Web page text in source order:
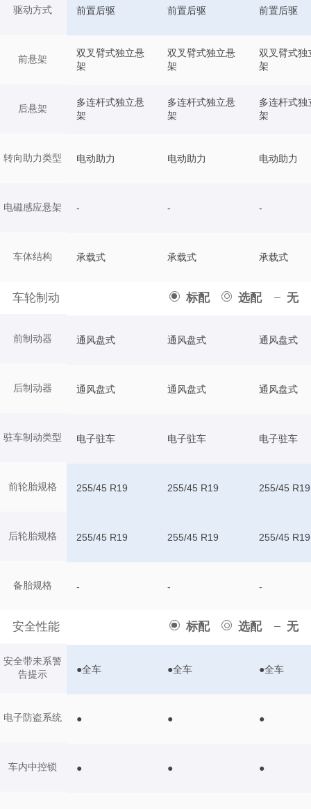
驱动方式
前悬架
后悬架
转向助力类型
电磁感应悬架
车体结构
车轮制动 标配 选配 无
前制动器
后制动器
驻车制动类型
前轮胎规格
后轮胎规格
备胎规格
安全性能 标配 选配 无
安全带未系警
告提示
电子防盗系统
车内中控锁
前置后驱 前置后驱 前置后驱
双叉臂式独立悬
架
双叉臂式独立悬
架
双叉臂式独
架
多连杆式独立悬
架
多连杆式独立悬
架
多连杆式独
架
电动助力 电动助力 电动助力
- - -
承载式 承载式 承载式
通风盘式 通风盘式 通风盘式
通风盘式 通风盘式 通风盘式
电子驻车 电子驻车 电子驻车
255/45 R19 255/45 R19 255/45 R19
255/45 R19 255/45 R19 255/45 R19
- - -
●全车 ●全车 ●全车
● ● ●
● ● ●